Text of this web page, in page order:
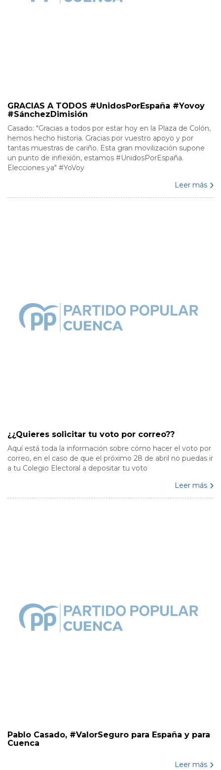
GRACIAS A TODOS #UnidosPorEspaña #Yovoy
#SánchezDimisión
Casado: "Gracias a todos por estar hoy en la Plaza de Colón,
hemos hecho historia. Gracias por vuestro apoyo y por
tantas muestras de cariño. Esta gran movilización supone
un punto de inflexión, estamos #UnidosPorEspaña.
Elecciones ya" #YoVoy
Leer más
¿¿Quieres solicitar tu voto por correo??
Aquí está toda la información sobre cómo hacer el voto por
correo, en el caso de que el próximo 28 de abril no puedas ir
a tu Colegio Electoral a depositar tu voto
Leer más
Pablo Casado, #ValorSeguro para España y para
Cuenca
Leer más